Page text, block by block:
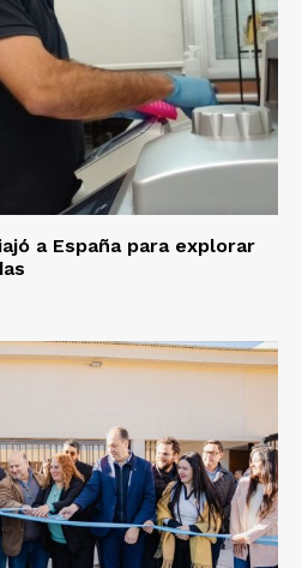
a España para explorar